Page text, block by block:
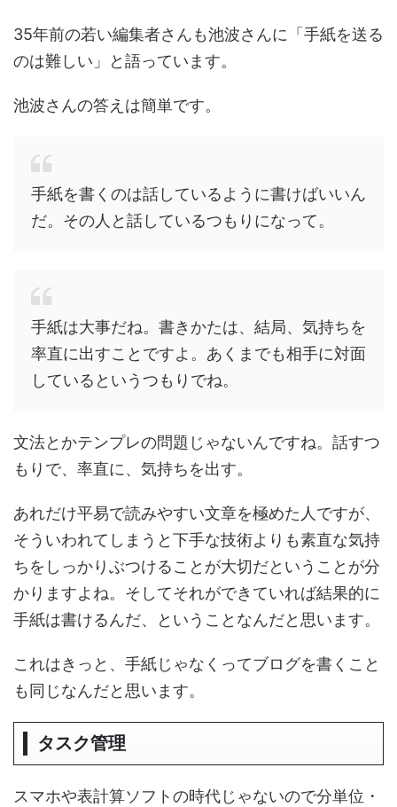
35年前の若い編集者さんも池波さんに「手紙を送る
のは難しい」と語っています。
池波さんの答えは簡単です。
手紙を書くのは話しているように書けばいいん
だ。その人と話しているつもりになって。
手紙は大事だね。書きかたは、結局、気持ちを
率直に出すことですよ。あくまでも相手に対面
しているというつもりでね。
文法とかテンプレの問題じゃないんですね。話すつ
もりで、率直に、気持ちを出す。
あれだけ平易で読みやすい文章を極めた人ですが、
そういわれてしまうと下手な技術よりも素直な気持
ちをしっかりぶつけることが大切だということが分
かりますよね。そしてそれができていれば結果的に
手紙は書けるんだ、ということなんだと思います。
これはきっと、手紙じゃなくってブログを書くこと
も同じなんだと思います。
タスク管理
スマホや表計算ソフトの時代じゃないので分単位・